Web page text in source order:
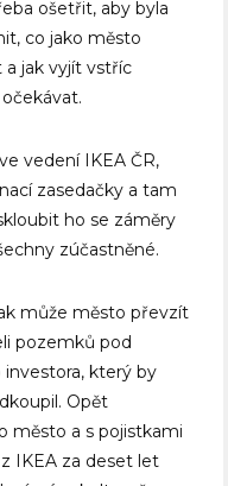
ošetřit, aby byla
co jako město
jak vyjít vstříc
vedení IKEA ČR,
zasedačky a tam
ho se záměry
zúčastněné.
může město převzít
pozemků pod
který by
Opět
město a s pojistkami
IKEA za deset let